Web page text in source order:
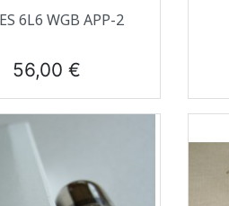
Aperçu rapide
6L6 WGB APP-2
Prix
56,00 €